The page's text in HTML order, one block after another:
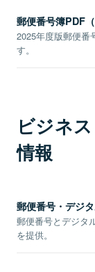
郵便番号簿PDF
2025年度版郵便番
す。
ビジネ
情報
郵便番号・デジ
郵便番号とデジタ
を提供。